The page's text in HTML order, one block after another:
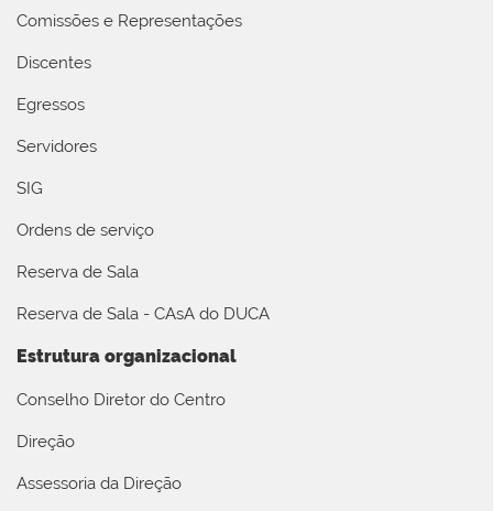
Comissões e Representações
Discentes
Egressos
Servidores
SIG
Ordens de serviço
Reserva de Sala
Reserva de Sala - CAsA do DUCA
Estrutura organizacional
Conselho Diretor do Centro
Direção
Assessoria da Direção